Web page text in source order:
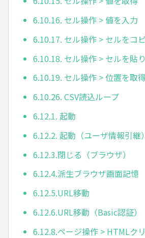
6.10.16. セル操作 > 値を入力
6.10.17. セル操作 > セルをコ
6.10.18. セル操作 > セルを貼
6.10.19. セル操作 > 位置を取
6.10.26. CSV読込ループ
6.12.1. 起動
6.12.2. 起動（ユーザ情報引継）
6.12.3.閉じる（ブラウザ）
6.12.4.派生ブラウザ画面記憶
6.12.5.URL移動
6.12.6.URL移動（Basic認証）
6.12.8.ページ操作 > HTMLク